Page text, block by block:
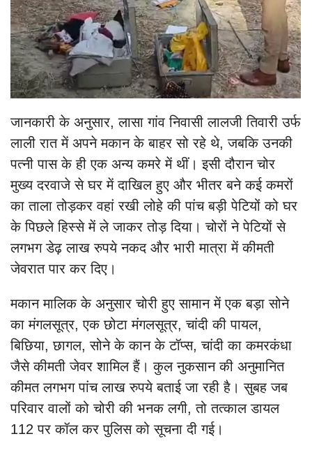
जानकारी के अनुसार, लासा गांव निवासी लालजी तिवारी उर्फ
लाली रात में अपने मकान के बाहर सो रहे थे, जबकि उनकी
पत्नी पास के ही एक अन्य कमरे में थीं। इसी दौरान चोर
मुख्य दरवाजे से घर में दाखिल हुए और भीतर बने कई कमरों
का ताला तोड़कर वहां रखी लोहे की पांच बड़ी पेटियों को घर
के पिछले हिस्से में ले जाकर तोड़ दिया। चोरों ने पेटियों से
लगभग डेढ़ लाख रुपये नकद और भारी मात्रा में कीमती
जेवरात पार कर दिए।
मकान मालिक के अनुसार चोरी हुए सामान में एक बड़ा सोने
का मंगलसूत्र, एक छोटा मंगलसूत्र, चांदी की पायल,
बिछिया, छागल, सोने के कान के टॉप्स, चांदी का कमरकंधा
जैसे कीमती जेवर शामिल हैं। कुल नुकसान की अनुमानित
कीमत लगभग पांच लाख रुपये बताई जा रही है। सुबह जब
परिवार वालों को चोरी की भनक लगी, तो तत्काल डायल
112 पर कॉल कर पुलिस को सूचना दी गई।